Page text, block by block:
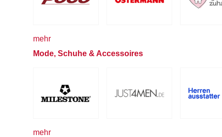
mehr
Mode, Schuhe & Accessoires
mehr